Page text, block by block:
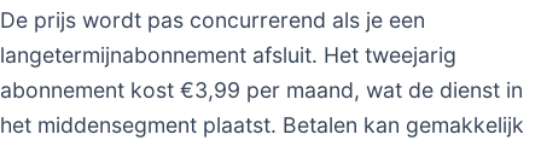
De prijs wordt pas concurrerend als je een
langetermijnabonnement afsluit. Het tweejarig
abonnement kost €3,99 per maand, wat de dienst in
het middensegment plaatst. Betalen kan gemakkelijk